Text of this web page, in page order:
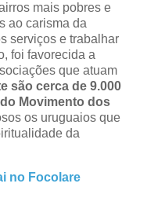
mais pobres e
ao carisma da
serviços e trabalhar
foi favorecida a
que atuam
são cerca de 9.000
Movimento dos
os uruguaios que
da
no Focolare